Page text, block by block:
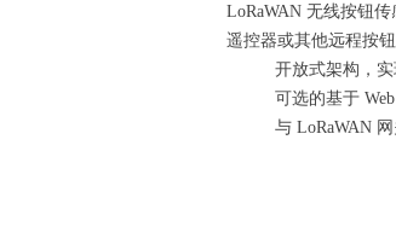
LoRaWAN 无线按钮
遥控器或其他远程按
开放式架构，
可选的基于
与 LoRaWAN